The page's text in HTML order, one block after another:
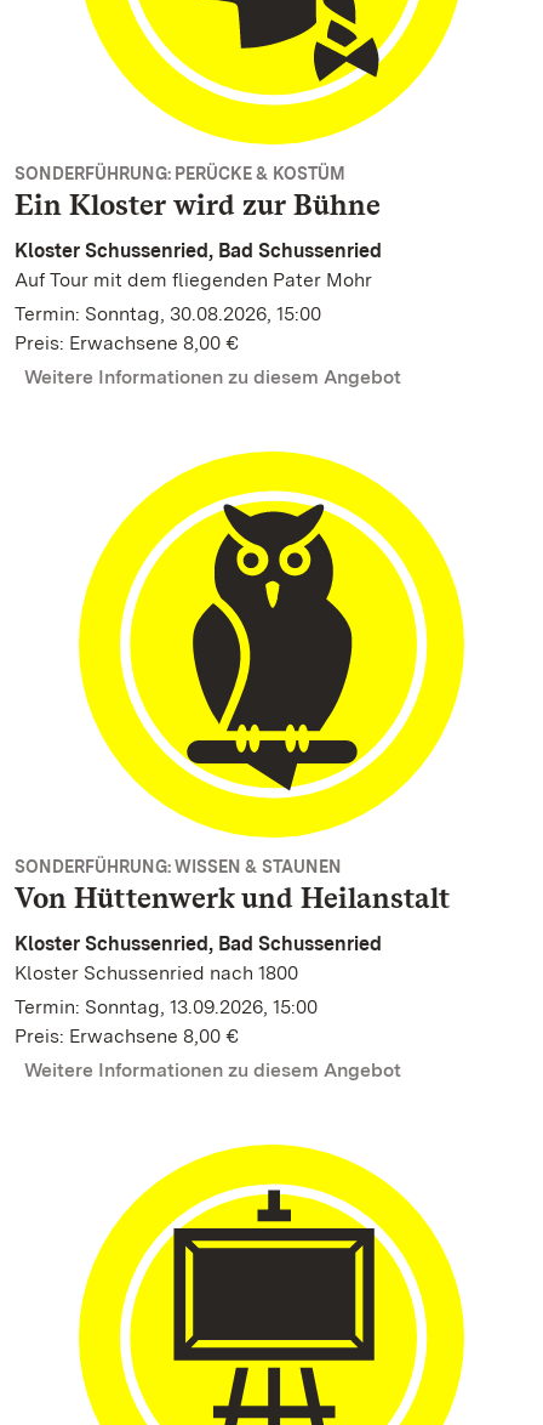
SONDERFÜHRUNG: PERÜCKE & KOSTÜM
Ein Kloster wird zur Bühne
Kloster Schussenried, Bad Schussenried
Auf Tour mit dem fliegenden Pater Mohr
Termin: Sonntag, 30.08.2026, 15:00
Preis: Erwachsene 8,00 €
Weitere Informationen zu diesem Angebot
SONDERFÜHRUNG: WISSEN & STAUNEN
Von Hüttenwerk und Heilanstalt
Kloster Schussenried, Bad Schussenried
Kloster Schussenried nach 1800
Termin: Sonntag, 13.09.2026, 15:00
Preis: Erwachsene 8,00 €
Weitere Informationen zu diesem Angebot